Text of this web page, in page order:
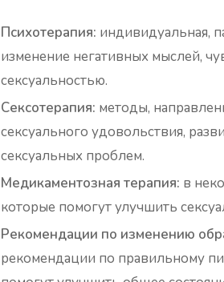
Психотерапия: индивидуальная,
изменение негативных мыслей,
сексуальностью.
Сексотерапия: методы,
сексуального удовольствия,
сексуальных проблем.
Медикаментозная терапия: в
которые помогут улучшить
Рекомендации по изменению
рекомендации по правильному